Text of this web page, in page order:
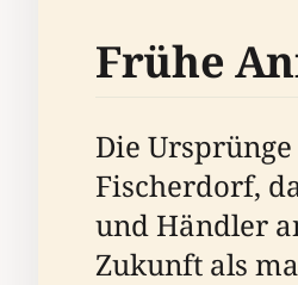
Frühe
Die
Fischerdorf,
und Händler
Zukunft als